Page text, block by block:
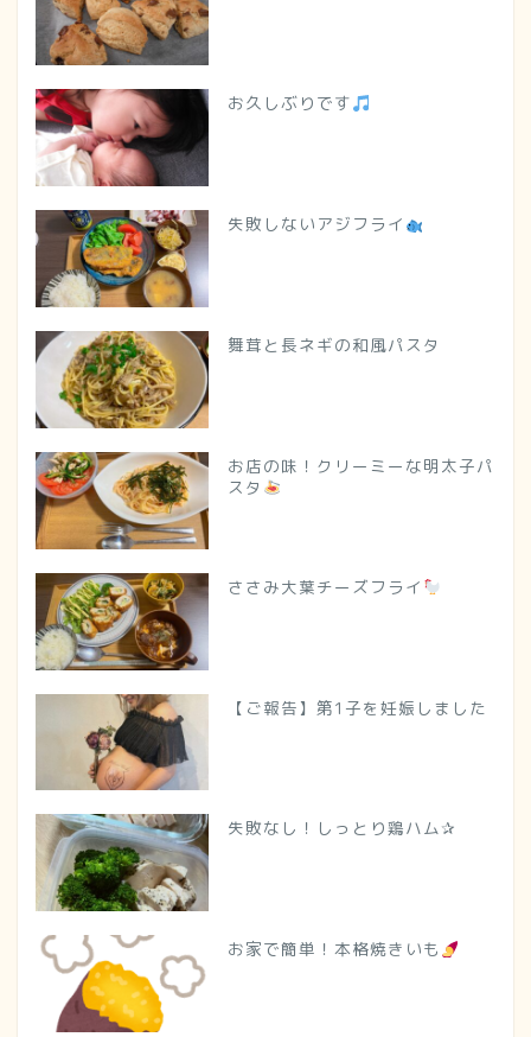
お久しぶりです
失敗しないアジフライ
舞茸と長ネギの和風パスタ
お店の味！クリーミーな明太子パ
スタ
ささみ大葉チーズフライ
【ご報告】第1子を妊娠しました
失敗なし！しっとり鶏ハム✰
お家で簡単！本格焼きいも